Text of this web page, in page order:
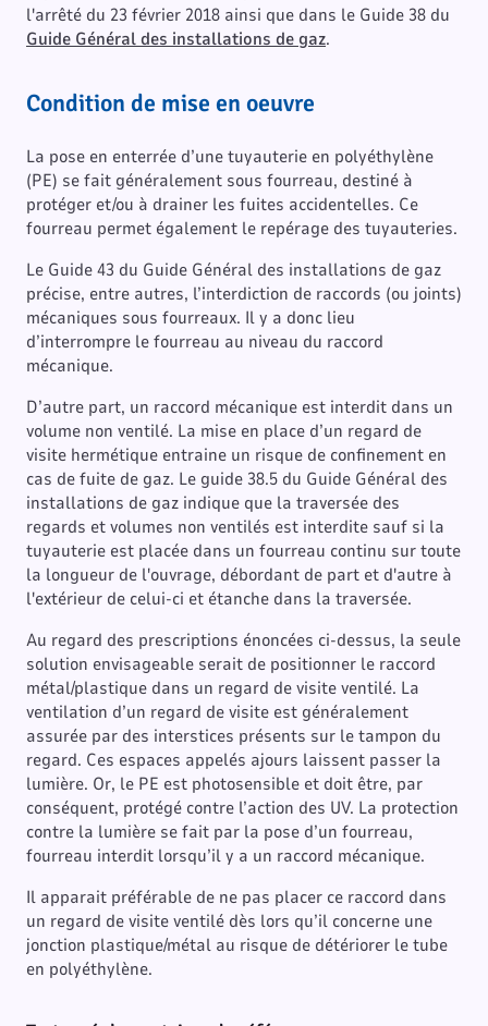
l'arrêté du 23 février 2018 ainsi que dans le Guide 38 du
Guide Général des installations de gaz.
Condition de mise en oeuvre
La pose en enterrée d’une tuyauterie en polyéthylène
(PE) se fait généralement sous fourreau, destiné à
protéger et/ou à drainer les fuites accidentelles. Ce
fourreau permet également le repérage des tuyauteries.
Le Guide 43 du Guide Général des installations de gaz
précise, entre autres, l’interdiction de raccords (ou joints)
mécaniques sous fourreaux. Il y a donc lieu
d’interrompre le fourreau au niveau du raccord
mécanique.
D’autre part, un raccord mécanique est interdit dans un
volume non ventilé. La mise en place d’un regard de
visite hermétique entraine un risque de confinement en
cas de fuite de gaz. Le guide 38.5 du Guide Général des
installations de gaz indique que la traversée des
regards et volumes non ventilés est interdite sauf si la
tuyauterie est placée dans un fourreau continu sur toute
la longueur de l'ouvrage, débordant de part et d'autre à
l'extérieur de celui-ci et étanche dans la traversée.
Au regard des prescriptions énoncées ci-dessus, la seule
solution envisageable serait de positionner le raccord
métal/plastique dans un regard de visite ventilé. La
ventilation d’un regard de visite est généralement
assurée par des interstices présents sur le tampon du
regard. Ces espaces appelés ajours laissent passer la
lumière. Or, le PE est photosensible et doit être, par
conséquent, protégé contre l’action des UV. La protection
contre la lumière se fait par la pose d’un fourreau,
fourreau interdit lorsqu’il y a un raccord mécanique.
Il apparait préférable de ne pas placer ce raccord dans
un regard de visite ventilé dès lors qu’il concerne une
jonction plastique/métal au risque de détériorer le tube
en polyéthylène.